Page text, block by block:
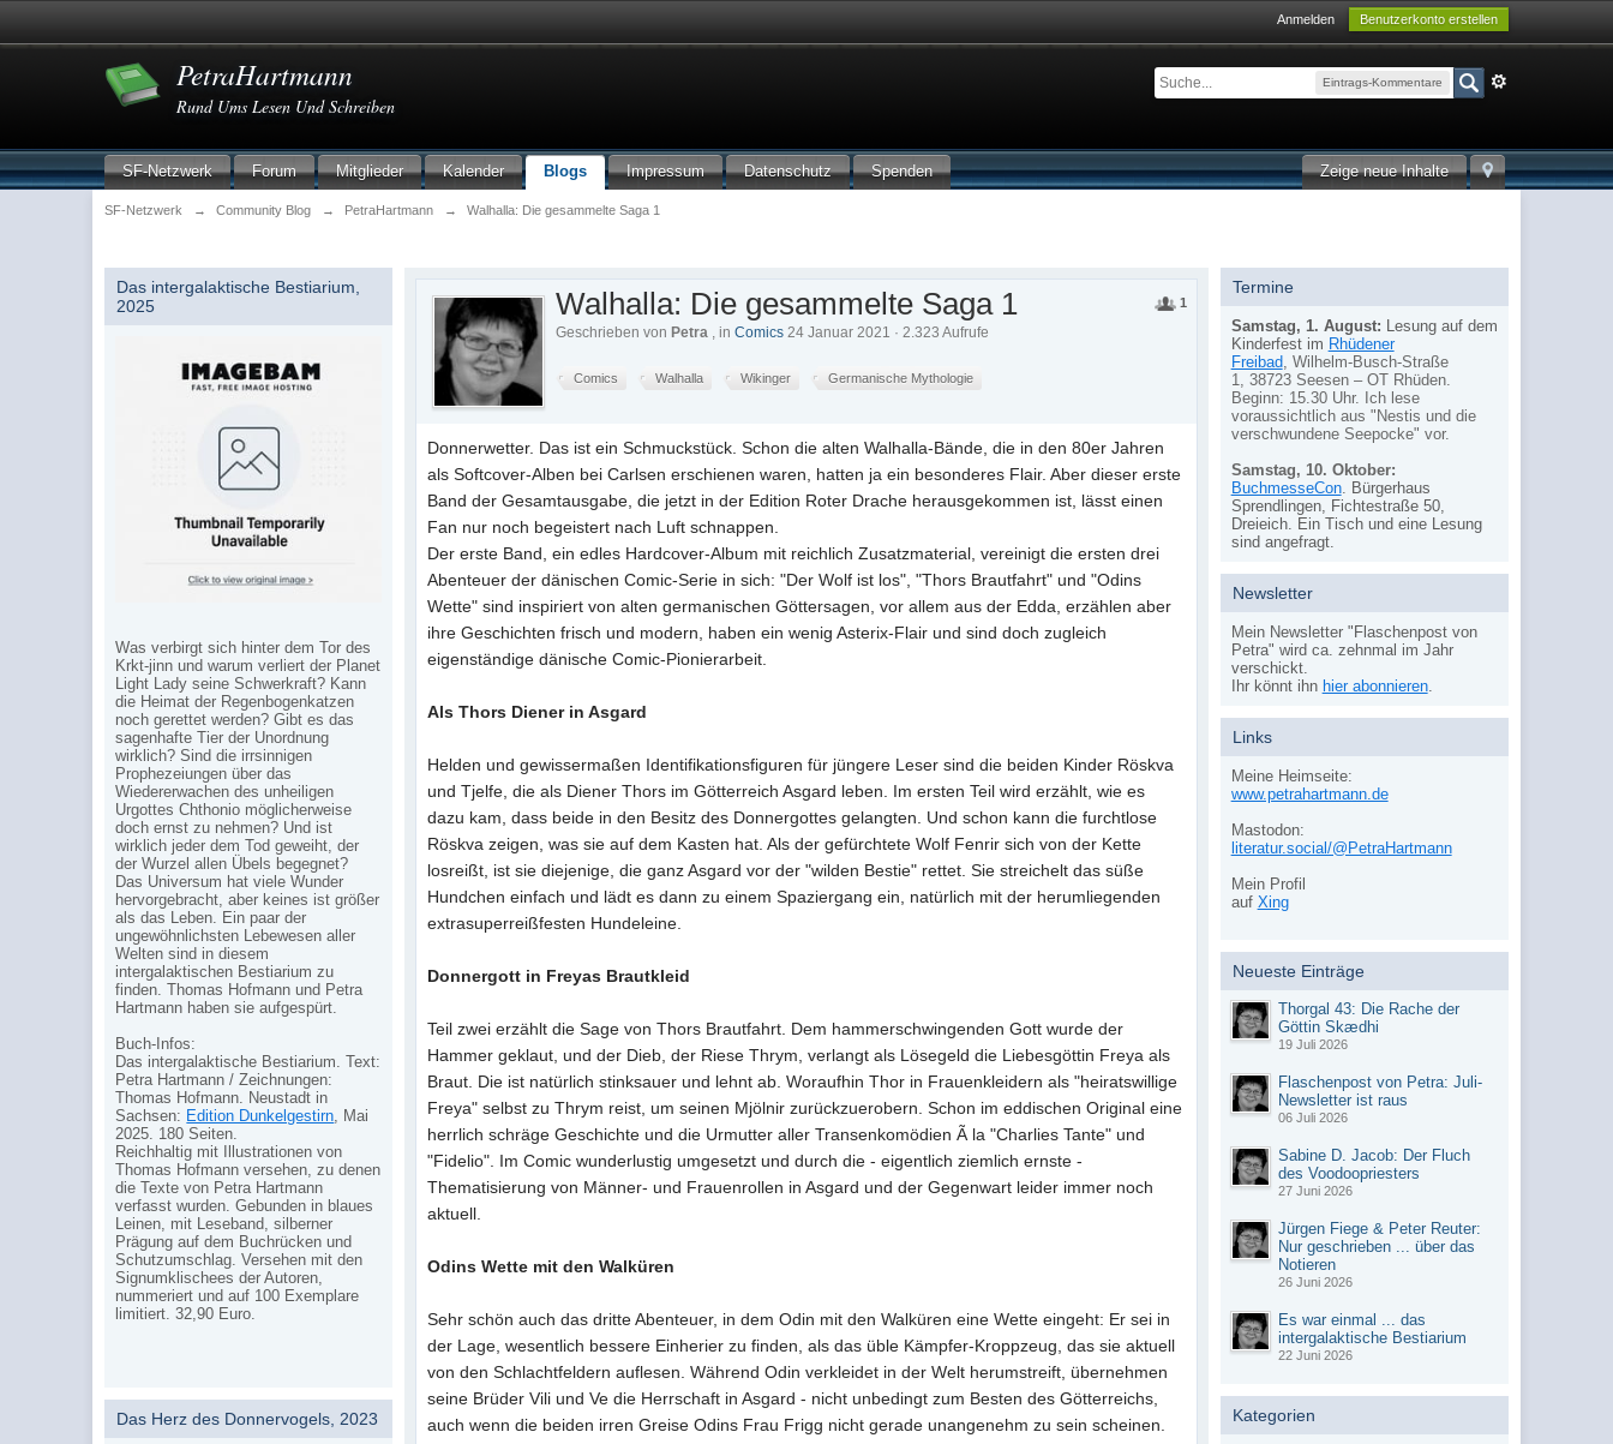
Anmelden Benutzerkonto erstellen
PetraHartmann
Rund Ums Lesen Und Schreiben
Eintrags-Kommentare
Zeige neue Inhalte
SF-Netzwerk Forum Mitglieder Kalender Blogs Impressum Datenschutz Spenden
SF-Netzwerk → Community Blog → PetraHartmann → Walhalla: Die gesammelte Saga 1
1
Walhalla: Die gesammelte Saga 1
Geschrieben von Petra , inComics 24 Januar 2021 · 2.323 Aufrufe
Comics Walhalla Wikinger Germanische Mythologie
Donnerwetter. Das ist ein Schmuckstück. Schon die alten Walhalla-Bände, die in den 80er Jahren
als Softcover-Alben bei Carlsen erschienen waren, hatten ja ein besonderes Flair. Aber dieser erste
Band der Gesamtausgabe, die jetzt in der Edition Roter Drache herausgekommen ist, lässt einen
Fan nur noch begeistert nach Luft schnappen.
Der erste Band, ein edles Hardcover-Album mit reichlich Zusatzmaterial, vereinigt die ersten drei
Abenteuer der dänischen Comic-Serie in sich: "Der Wolf ist los", "Thors Brautfahrt" und "Odins
Wette" sind inspiriert von alten germanischen Göttersagen, vor allem aus der Edda, erzählen aber
ihre Geschichten frisch und modern, haben ein wenig Asterix-Flair und sind doch zugleich
eigenständige dänische Comic-Pionierarbeit.
Als Thors Diener in Asgard
Helden und gewissermaßen Identifikationsfiguren für jüngere Leser sind die beiden Kinder Röskva
und Tjelfe, die als Diener Thors im Götterreich Asgard leben. Im ersten Teil wird erzählt, wie es
dazu kam, dass beide in den Besitz des Donnergottes gelangten. Und schon kann die furchtlose
Röskva zeigen, was sie auf dem Kasten hat. Als der gefürchtete Wolf Fenrir sich von der Kette
losreißt, ist sie diejenige, die ganz Asgard vor der "wilden Bestie" rettet. Sie streichelt das süße
Hundchen einfach und lädt es dann zu einem Spaziergang ein, natürlich mit der herumliegenden
extrasuperreißfesten Hundeleine.
Donnergott in Freyas Brautkleid
Teil zwei erzählt die Sage von Thors Brautfahrt. Dem hammerschwingenden Gott wurde der
Hammer geklaut, und der Dieb, der Riese Thrym, verlangt als Lösegeld die Liebesgöttin Freya als
Braut. Die ist natürlich stinksauer und lehnt ab. Woraufhin Thor in Frauenkleidern als "heiratswillige
Freya" selbst zu Thrym reist, um seinen Mjölnir zurückzuerobern. Schon im eddischen Original eine
herrlich schräge Geschichte und die Urmutter aller Transenkomödien Ã la "Charlies Tante" und
"Fidelio". Im Comic wunderlustig umgesetzt und durch die - eigentlich ziemlich ernste -
Thematisierung von Männer- und Frauenrollen in Asgard und der Gegenwart leider immer noch
aktuell.
Odins Wette mit den Walküren
Sehr schön auch das dritte Abenteuer, in dem Odin mit den Walküren eine Wette eingeht: Er sei in
der Lage, wesentlich bessere Einherier zu finden, als das üble Kämpfer-Kroppzeug, das sie aktuell
von den Schlachtfeldern auflesen. Während Odin verkleidet in der Welt herumstreift, übernehmen
seine Brüder Vili und Ve die Herrschaft in Asgard - nicht unbedingt zum Besten des Götterreichs,
auch wenn die beiden irren Greise Odins Frau Frigg nicht gerade unangenehm zu sein scheinen.
Das intergalaktische Bestiarium,
2025
Was verbirgt sich hinter dem Tor des
Krkt-jinn und warum verliert der Planet
Light Lady seine Schwerkraft? Kann
die Heimat der Regenbogenkatzen
noch gerettet werden? Gibt es das
sagenhafte Tier der Unordnung
wirklich? Sind die irrsinnigen
Prophezeiungen über das
Wiedererwachen des unheiligen
Urgottes Chthonio möglicherweise
doch ernst zu nehmen? Und ist
wirklich jeder dem Tod geweiht, der
der Wurzel allen Übels begegnet?
Das Universum hat viele Wunder
hervorgebracht, aber keines ist größer
als das Leben. Ein paar der
ungewöhnlichsten Lebewesen aller
Welten sind in diesem
intergalaktischen Bestiarium zu
finden. Thomas Hofmann und Petra
Hartmann haben sie aufgespürt.
Buch-Infos:
Das intergalaktische Bestiarium. Text:
Petra Hartmann / Zeichnungen:
Thomas Hofmann. Neustadt in
Sachsen: Edition Dunkelgestirn, Mai
2025. 180 Seiten.
Reichhaltig mit Illustrationen von
Thomas Hofmann versehen, zu denen
die Texte von Petra Hartmann
verfasst wurden. Gebunden in blaues
Leinen, mit Leseband, silberner
Prägung auf dem Buchrücken und
Schutzumschlag. Versehen mit den
Signumklischees der Autoren,
nummeriert und auf 100 Exemplare
limitiert. 32,90 Euro.
Das Herz des Donnervogels, 2023
Termine
Samstag, 1. August: Lesung auf dem
Kinderfest im Rhüdener
Freibad, Wilhelm-Busch-Straße
1, 38723 Seesen – OT Rhüden.
Beginn: 15.30 Uhr. Ich lese
voraussichtlich aus "Nestis und die
verschwundene Seepocke" vor.
Samstag, 10. Oktober:
BuchmesseCon. Bürgerhaus
Sprendlingen, Fichtestraße 50,
Dreieich. Ein Tisch und eine Lesung
sind angefragt.
Newsletter
Mein Newsletter "Flaschenpost von
Petra" wird ca. zehnmal im Jahr
verschickt.
Ihr könnt ihn hier abonnieren.
Links
Meine Heimseite:
www.petrahartmann.de
Mastodon:
literatur.social/@PetraHartmann
Mein Profil
auf Xing
Neueste Einträge
Thorgal 43: Die Rache der
Göttin Skædhi
19 Juli 2026
Flaschenpost von Petra: Juli-
Newsletter ist raus
06 Juli 2026
Sabine D. Jacob: Der Fluch
des Voodoopriesters
27 Juni 2026
Jürgen Fiege & Peter Reuter:
Nur geschrieben ... über das
Notieren
26 Juni 2026
Es war einmal ... das
intergalaktische Bestiarium
22 Juni 2026
Kategorien